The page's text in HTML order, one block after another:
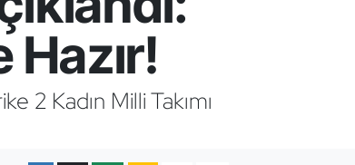
Kadın Milli Takımı